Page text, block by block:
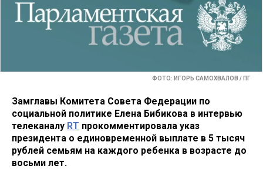
ФОТО: ИГОРЬ САМОХВАЛОВ / ПГ
Замглавы Комитета Совета Федерации по
социальной политике Елена Бибикова в интервью
телеканалу RT прокомментировала указ
президента о единовременной выплате в 5 тысяч
рублей семьям на каждого ребенка в возрасте до
восьми лет.